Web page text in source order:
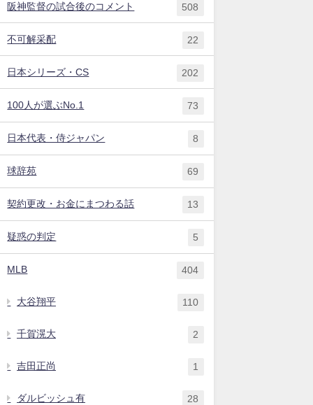
阪神監督の試合後のコメント 508
不可解采配 22
日本シリーズ・CS 202
100人が選ぶNo.1 73
日本代表・侍ジャパン 8
球辞苑 69
契約更改・お金にまつわる話 13
疑惑の判定 5
MLB 404
大谷翔平 110
千賀滉大 2
吉田正尚 1
ダルビッシュ有 28